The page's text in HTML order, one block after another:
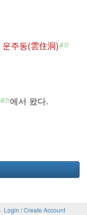
운주동(雲住洞)공간
공간에서 왔다.
Login / Create Account